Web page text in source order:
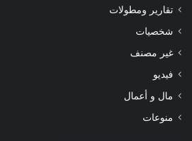
تقارير ومطولات
شخصيات
غير مصنف
فيديو
مال و أعمال
منوعات